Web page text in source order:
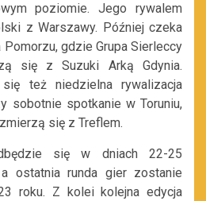
poziomie. Jego rywalem
z Warszawy. Później czeka
gdzie Grupa Sierleccy
się z Suzuki Arką Gdynia.
też niedzielna rywalizacja
sobotnie spotkanie w Toruniu,
się z Treflem.
się w dniach 22-25
ostatnia runda gier zostanie
roku. Z kolei kolejna edycja